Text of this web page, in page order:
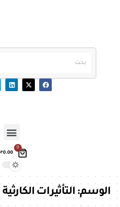
0
EGP0.00
الوسم:التأثيرات الكارثية